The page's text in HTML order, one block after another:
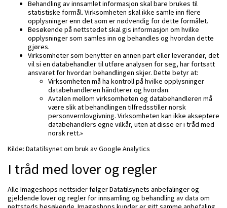
Behandling av innsamlet informasjon skal bare brukes til
statistiske formål. Virksomheten skal ikke samle inn flere
opplysninger enn det som er nødvendig for dette formålet.
Besøkende på nettstedet skal gis informasjon om hvilke
opplysninger som samles inn og behandles og hvordan dette
gjøres.
Virksomheter som benytter en annen part eller leverandør, det
vil si en databehandler til utføre analysen for seg, har fortsatt
ansvaret for hvordan behandlingen skjer. Dette betyr at:
Virksomheten må ha kontroll på hvilke opplysninger
databehandleren håndterer og hvordan.
Avtalen mellom virksomheten og databehandleren må
være slik at behandlingen tilfredsstiller norsk
personvernlovgivning. Virksomheten kan ikke akseptere
databehandlers egne vilkår, uten at disse er i tråd med
norsk rett.»
Kilde: Datatilsynet om bruk av Google Analytics
I tråd med lover og regler
Alle Imageshops nettsider følger Datatilsynets anbefalinger og
gjeldende lover og regler for innsamling og behandling av data om